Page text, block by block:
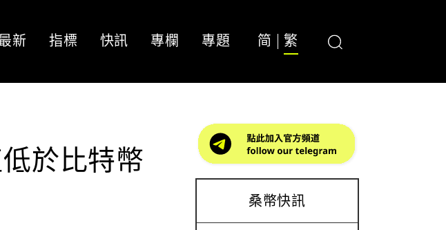
新 指標 快訊 專欄 專題 简 繁
於比特幣
桑幣快訊